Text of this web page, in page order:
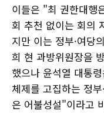
이들은 "최 권한대행
회 추천 없이는 회의
지만 이는 정부·여당
희 현 과방위원장을
했으나 윤석열 대통
체제를 고집하는 정
은 어불성설"이라고